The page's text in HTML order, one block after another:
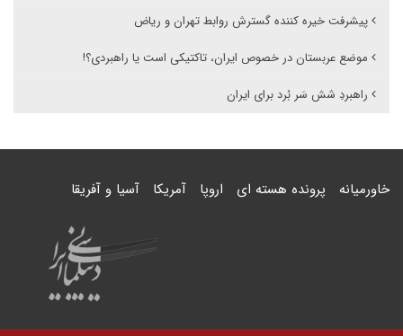
پیشرفت خیره کننده گسترش روابط تهران و ریاض
موضع عربستان در خصوص ایران، تاکتیکی است یا راهبردی؟!
راهبردِ شش سَر بُرد برای ایران
خاورمیانه پرونده هسته ای اروپا آمریکا آسیا و آفریقا